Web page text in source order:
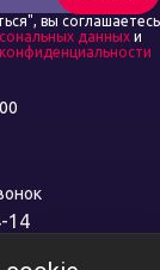
14
вы соглашаетесь
данных и